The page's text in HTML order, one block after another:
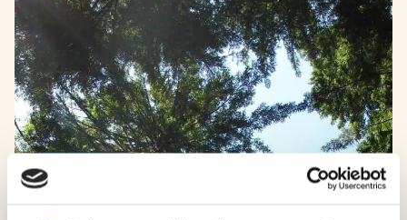
23.07.23
Framgångar för klimatet inom